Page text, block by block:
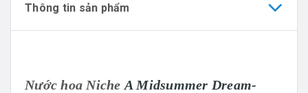
Thông tin sản phẩm
Nước hoa Niche A Midsummer Dream-